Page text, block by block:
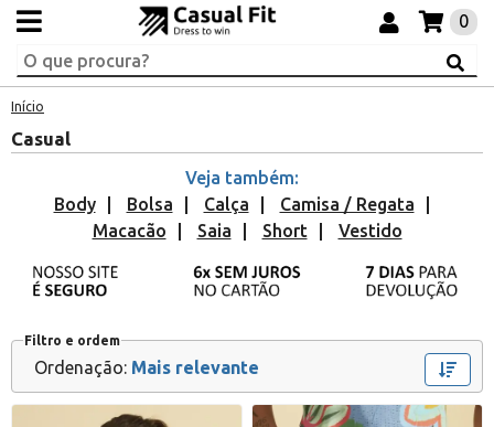
0
Início
Casual
Veja também:
Body
Bolsa Calça
Camisa / Regata
Macacão
Saia Short Vestido
Filtro e ordem
Ordenação: Mais relevante